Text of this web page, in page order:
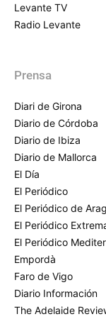
Levante TV
Radio Levante
Prensa
Diari de Girona
Diario de Córdoba
Diario de Ibiza
Diario de Mallorca
El Día
El Periódico
El Periódico de
El Periódico
El Periódico
Empordà
Faro de Vigo
Diario Información
The Adelaide